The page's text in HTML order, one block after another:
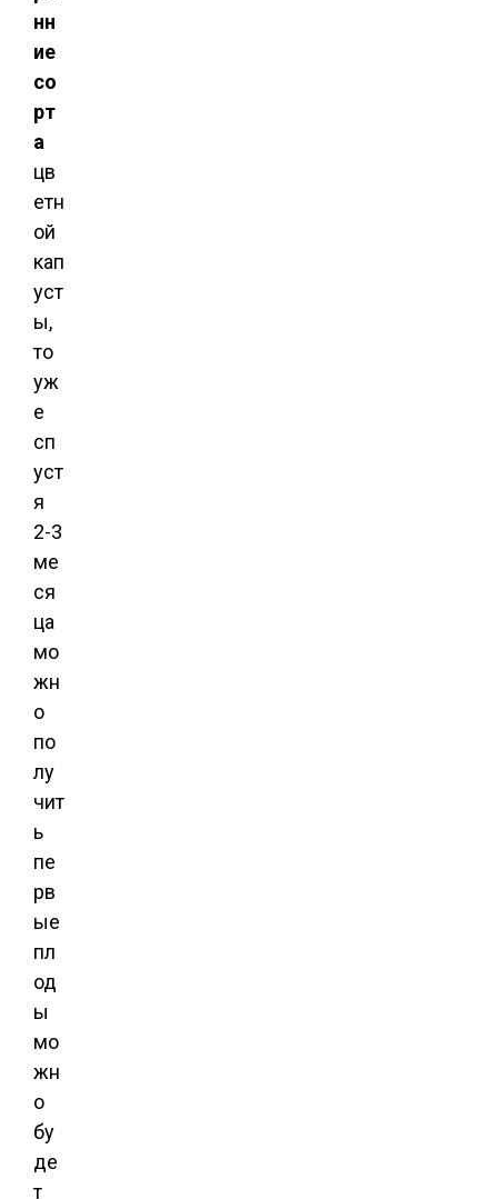
нн
ие
со
рт
а
цв
етн
ой
кап
уст
ы,
то
уж
е
сп
уст
я
2-3
ме
ся
ца
мо
жн
о
по
лу
чит
ь
пе
рв
ые
пл
од
ы
мо
жн
о
бу
де
т